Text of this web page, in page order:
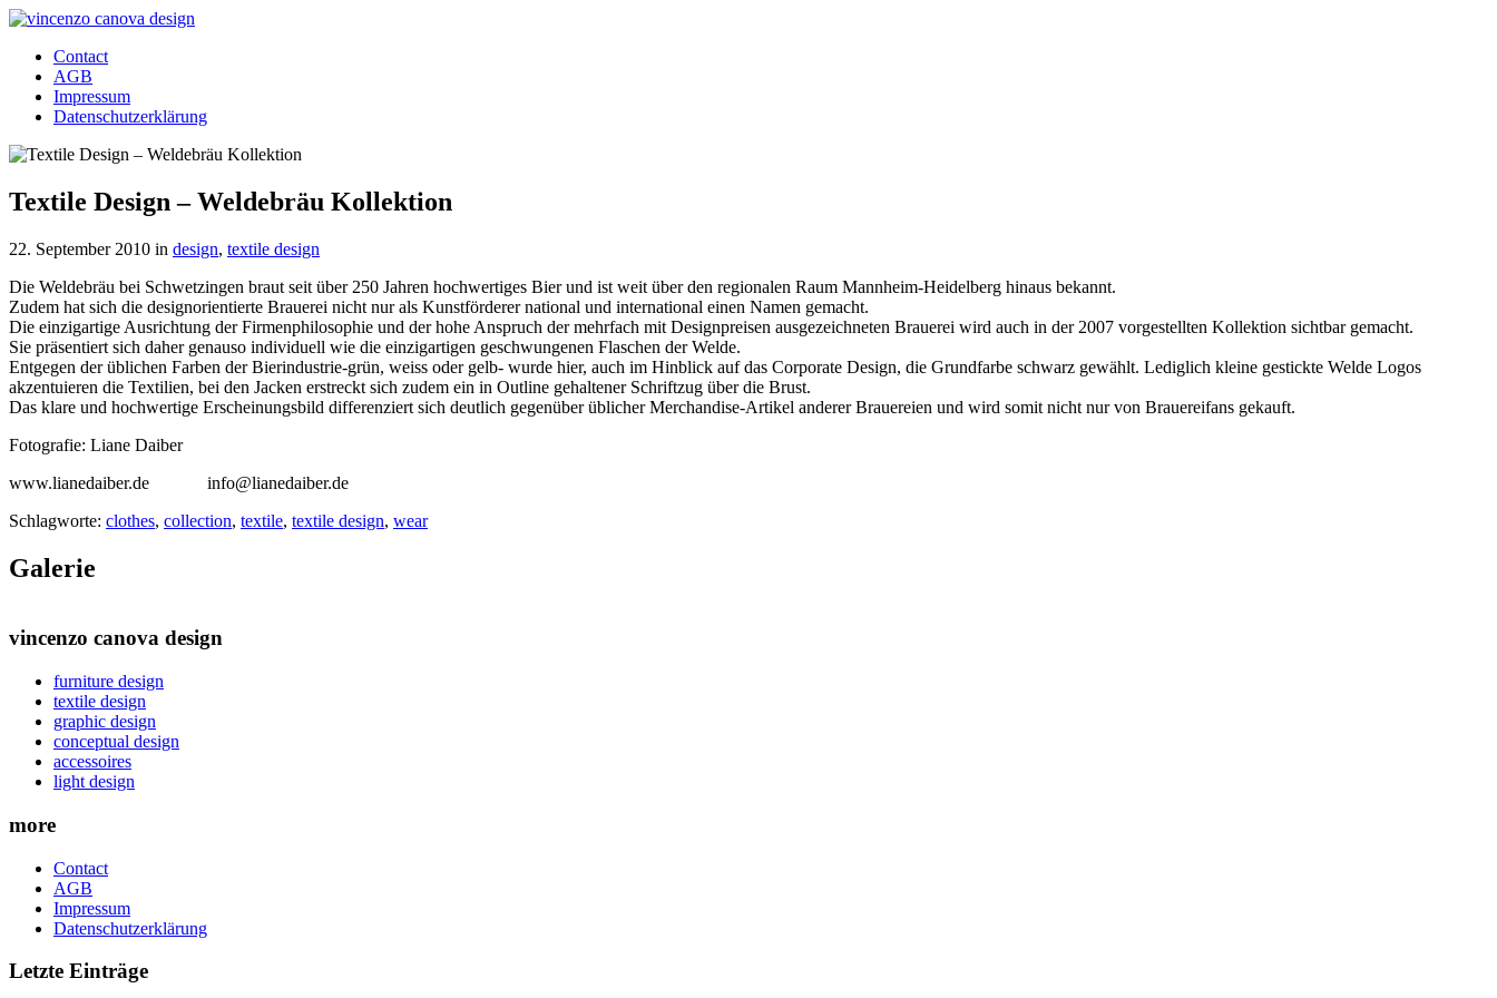
Contact
AGB
Impressum
Datenschutzerklärung
Textile Design – Weldebräu Kollektion
22. September 2010 in design, textile design
Die Weldebräu bei Schwetzingen braut seit über 250 Jahren hochwertiges Bier und ist weit über den regionalen Raum Mannheim-Heidelberg hinaus bekannt.
Zudem hat sich die designorientierte Brauerei nicht nur als Kunstförderer national und international einen Namen gemacht.
Die einzigartige Ausrichtung der Firmenphilosophie und der hohe Anspruch der mehrfach mit Designpreisen ausgezeichneten Brauerei wird auch in der 2007 vorgestellten Kollektion sichtbar gemacht.
Sie präsentiert sich daher genauso individuell wie die einzigartigen geschwungenen Flaschen der Welde.
Entgegen der üblichen Farben der Bierindustrie-grün, weiss oder gelb- wurde hier, auch im Hinblick auf das Corporate Design, die Grundfarbe schwarz gewählt. Lediglich kleine gestickte Welde Logos
akzentuieren die Textilien, bei den Jacken erstreckt sich zudem ein in Outline gehaltener Schriftzug über die Brust.
Das klare und hochwertige Erscheinungsbild differenziert sich deutlich gegenüber üblicher Merchandise-Artikel anderer Brauereien und wird somit nicht nur von Brauereifans gekauft.
Fotografie: Liane Daiber
www.lianedaiber.de info@lianedaiber.de
Schlagworte: clothes, collection, textile, textile design, wear
Galerie
vincenzo canova design
furniture design
textile design
graphic design
conceptual design
accessoires
light design
more
Contact
AGB
Impressum
Datenschutzerklärung
Letzte Einträge